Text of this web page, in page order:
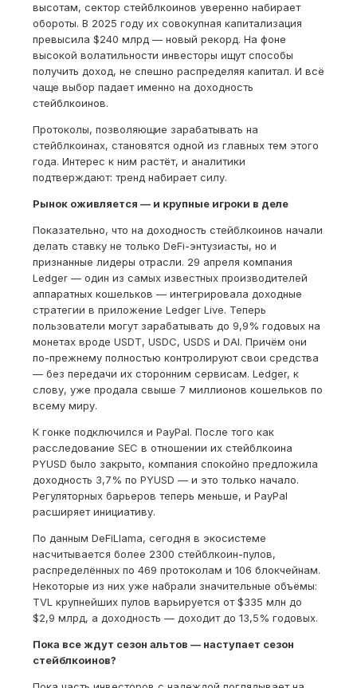
высотам, сектор стейблкоинов уверенно набирает
обороты. В 2025 году их совокупная капитализация
превысила $240 млрд — новый рекорд. На фоне
высокой волатильности инвесторы ищут способы
получить доход, не спешно распределяя капитал. И всё
чаще выбор падает именно на доходность
стейблкоинов.
Протоколы, позволяющие зарабатывать на
стейблкоинах, становятся одной из главных тем этого
года. Интерес к ним растёт, и аналитики
подтверждают: тренд набирает силу.
Рынок оживляется — и крупные игроки в деле
Показательно, что на доходность стейблкоинов начали
делать ставку не только DeFi-энтузиасты, но и
признанные лидеры отрасли. 29 апреля компания
Ledger — один из самых известных производителей
аппаратных кошельков — интегрировала доходные
стратегии в приложение Ledger Live. Теперь
пользователи могут зарабатывать до 9,9% годовых на
монетах вроде USDT, USDC, USDS и DAI. Причём они
по-прежнему полностью контролируют свои средства
— без передачи их сторонним сервисам. Ledger, к
слову, уже продала свыше 7 миллионов кошельков по
всему миру.
К гонке подключился и PayPal. После того как
расследование SEC в отношении их стейблкоина
PYUSD было закрыто, компания спокойно предложила
доходность 3,7% по PYUSD — и это только начало.
Регуляторных барьеров теперь меньше, и PayPal
расширяет инициативу.
По данным DeFiLlama, сегодня в экосистеме
насчитывается более 2300 стейблкоин-пулов,
распределённых по 469 протоколам и 106 блокчейнам.
Некоторые из них уже набрали значительные объёмы:
TVL крупнейших пулов варьируется от $335 млн до
$2,9 млрд, а доходность — доходит до 13,5% годовых.
Пока все ждут сезон альтов — наступает сезон
стейблкоинов?